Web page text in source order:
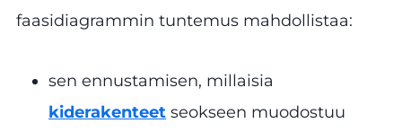
faasidiagrammin tuntemus mahdollistaa:
sen ennustamisen, millaisia
kiderakenteet seokseen muodostuu